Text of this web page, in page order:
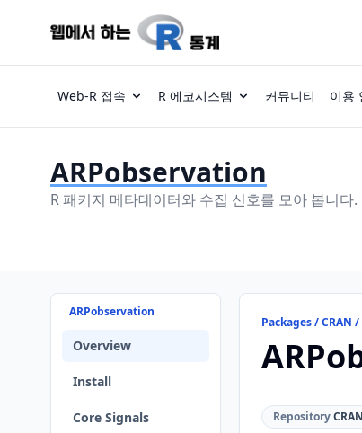
Web-R 접속 R 에코시스템 커뮤니티 이용
ARPobservation
R 패키지 메타데이터와 수집 신호를 모아 봅니다.
ARPobservation
Overview
Install
Core Signals
Packages / CRAN
RepositoryCRAN